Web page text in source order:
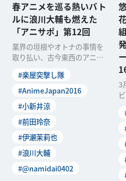
春アニメを巡る熱いバト
ルに浪川大輔も燃えた
「アニサポ」第12回
業界の垣根やオトナの事情を
取り払い、古今東西のアニメ
えてくれる総合アニメワ
#楽屋突撃し隊
#AnimeJapan2016
#小新井涼
#前田玲奈
#伊瀬茉莉也
#浪川大輔
#@namidai0402
3